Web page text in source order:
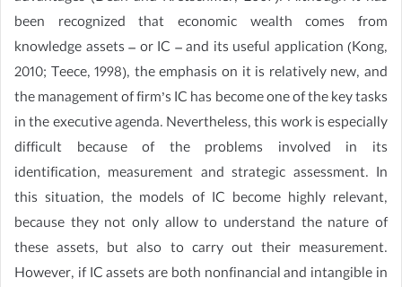
been recognized that economic wealth comes from
knowledge assets – or IC – and its useful application (Kong,
2010; Teece, 1998), the emphasis on it is relatively new, and
the management of firm’s IC has become one of the key tasks
in the executive agenda. Nevertheless, this work is especially
difficult because of the problems involved in its
identification, measurement and strategic assessment. In
this situation, the models of IC become highly relevant,
because they not only allow to understand the nature of
these assets, but also to carry out their measurement.
However, if IC assets are both nonfinancial and intangible in